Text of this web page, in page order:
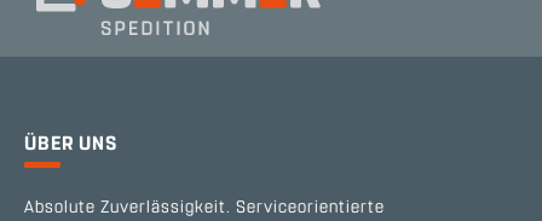
ÜBER UNS
Absolute Zuverlässigkeit. Serviceorientierte